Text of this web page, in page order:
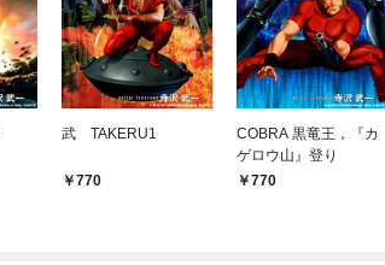
武 TAKERU1
770
COBRA 黒竜王，『カ
ゲロウ山』登り
770